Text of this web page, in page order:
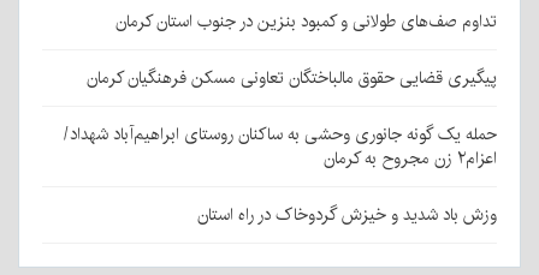
تداوم صف‌های طولانی و کمبود بنزین در جنوب استان کرمان
پیگیری قضایی حقوق مالباختگان تعاونی مسکن فرهنگیان کرمان
حمله یک گونه جانوری وحشی به ساکنان روستای ابراهیم‌آباد شهداد/
اعزام۲ زن مجروح به کرمان
وزش باد شدید و خیزش گردوخاک در راه استان